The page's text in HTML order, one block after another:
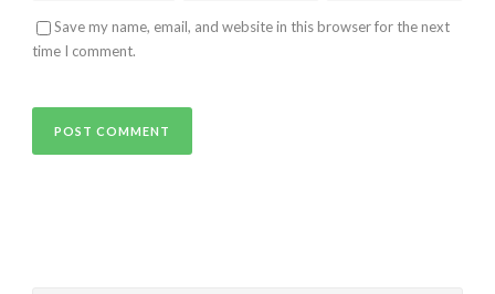
Save my name, email, and website in this browser for the next
time I comment.